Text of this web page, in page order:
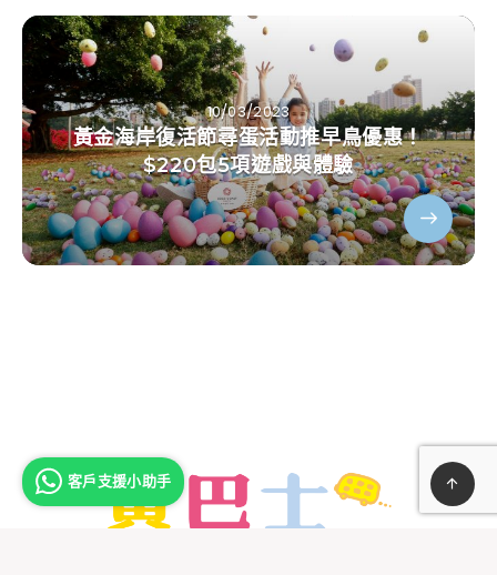
10/03/2023
黃金海岸復活節尋蛋活動推早鳥優惠！
$220包5項遊戲與體驗
客戶支援小助手